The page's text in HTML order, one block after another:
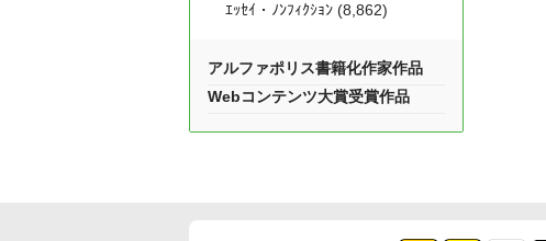
ｴｯｾｲ・ﾉﾝﾌｨｸｼｮﾝ (8,862)
アルファポリス書籍化作家作品
Webコンテンツ大賞受賞作品